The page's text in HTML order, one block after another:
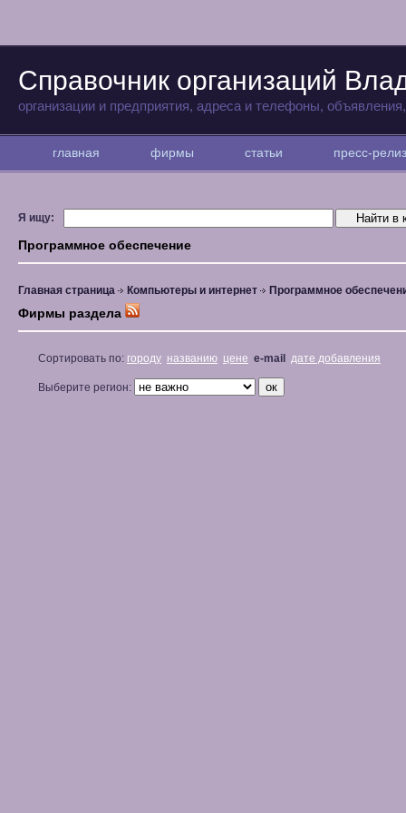
Справочник организаций
организации и предприятия, адреса и телефоны,
главная фирмы статьи пресс-
Я ищу:
Программное обеспечение
Главная страница Компьютеры и интернет Программное
Фирмы раздела
Сортировать по: городу названию цене e-mail дате добавления
Выберите регион: